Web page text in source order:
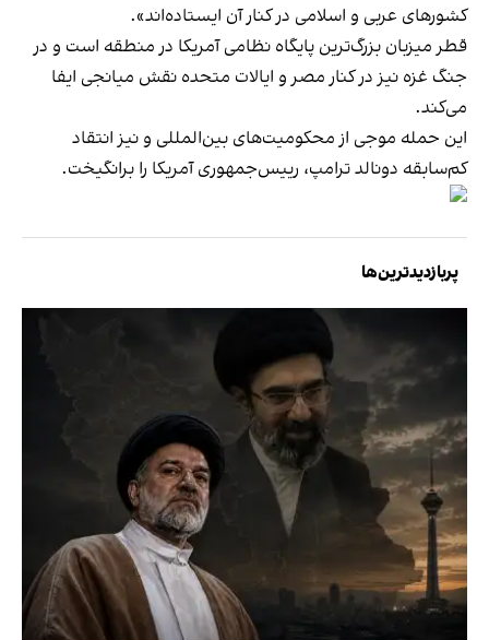
کشورهای عربی و اسلامی در کنار آن ایستاده‌اند».
قطر میزبان بزرگ‌ترین پایگاه نظامی آمریکا در منطقه است و در
جنگ غزه نیز در کنار مصر و ایالات متحده نقش میانجی ایفا
می‌کند.
این حمله موجی از محکومیت‌های بین‌المللی و نیز انتقاد
کم‌سابقه دونالد ترامپ، رییس‌جمهوری آمریکا را برانگیخت.
پربازدیدترین‌ها